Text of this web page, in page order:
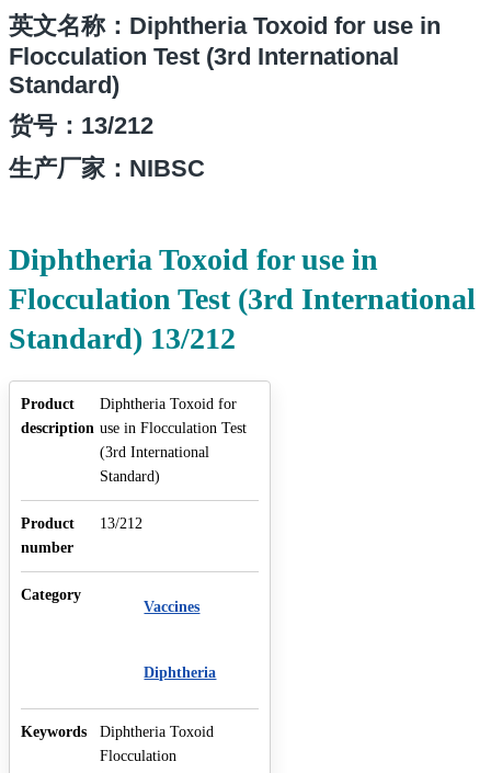
英文名称：Diphtheria Toxoid for use in
Flocculation Test (3rd International
Standard)
货号： 13/212
生产厂家：NIBSC
Diphtheria Toxoid for use in
Flocculation Test (3rd International
Standard) 13/212
Product
description
Diphtheria Toxoid for
use in Flocculation Test
(3rd International
Standard)
Product
number
13/212
Category
Vaccines
Diphtheria
Keywords
Diphtheria Toxoid
Flocculation